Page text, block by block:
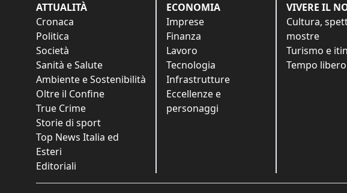
ATTUALITÀ
Cronaca
Politica
Società
Sanità e Salute
Ambiente e Sostenibilità
Oltre il Confine
True Crime
Storie di sport
Top News Italia ed
Esteri
Editoriali
ECONOMIA
Imprese
Finanza
Lavoro
Tecnologia
Infrastrutture
Eccellenze e
personaggi
VIVERE IL
Cultura,
mostre
Turismo e
Tempo libero